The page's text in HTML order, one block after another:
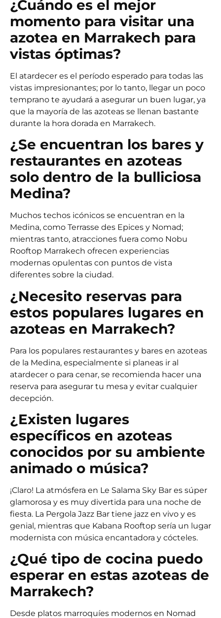
¿Cuándo es el mejor
momento para visitar una
azotea en Marrakech para
vistas óptimas?
El atardecer es el período esperado para todas las
vistas impresionantes; por lo tanto, llegar un poco
temprano te ayudará a asegurar un buen lugar, ya
que la mayoría de las azoteas se llenan bastante
durante la hora dorada en Marrakech.
¿Se encuentran los bares y
restaurantes en azoteas
solo dentro de la bulliciosa
Medina?
Muchos techos icónicos se encuentran en la
Medina, como Terrasse des Epices y Nomad;
mientras tanto, atracciones fuera como Nobu
Rooftop Marrakech ofrecen experiencias
modernas opulentas con puntos de vista
diferentes sobre la ciudad.
¿Necesito reservas para
estos populares lugares en
azoteas en Marrakech?
Para los populares restaurantes y bares en azoteas
de la Medina, especialmente si planeas ir al
atardecer o para cenar, se recomienda hacer una
reserva para asegurar tu mesa y evitar cualquier
decepción.
¿Existen lugares
específicos en azoteas
conocidos por su ambiente
animado o música?
¡Claro! La atmósfera en Le Salama Sky Bar es súper
glamorosa y es muy divertida para una noche de
fiesta. La Pergola Jazz Bar tiene jazz en vivo y es
genial, mientras que Kabana Rooftop sería un lugar
modernista con música encantadora y cócteles.
¿Qué tipo de cocina puedo
esperar en estas azoteas de
Marrakech?
Desde platos marroquíes modernos en Nomad